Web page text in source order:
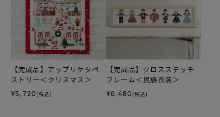
【完成品】アップリケタペ
ストリー＜クリスマス＞
¥5,720 (税込)
【完成品】クロスステッチ
フレーム＜民族衣装＞
¥6,480 (税込)